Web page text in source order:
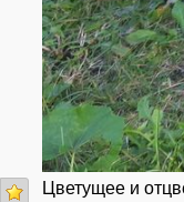
Цветущее и